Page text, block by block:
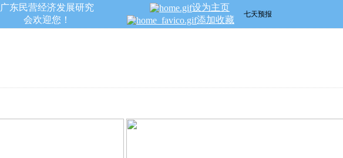
广东民营经济发展研究
会欢迎您！
设为主页
添加收藏